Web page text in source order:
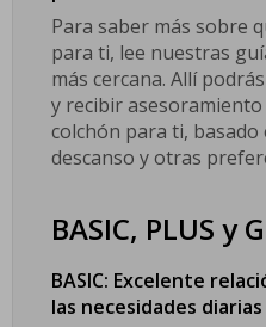
Para saber más sobre
para ti, lee nuestras
más cercana. Allí
y recibir
colchón para ti,
descanso y otras
BASIC, PLUS y
BASIC: Excelente
las necesidades diarias